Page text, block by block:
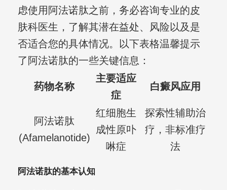
虑使用阿法诺肽之前，务必咨询专业的皮
肤科医生，了解其潜在益处、风险以及是
否适合您的具体情况。以下表格温馨提示
了阿法诺肽的一些关键信息：
药物名称
主要适应
症
白癜风应用
阿法诺肽
(Afamelanotide)
红细胞生
成性原卟
啉症
探索性辅助治
疗，非标准疗
法
阿法诺肽的基本认知